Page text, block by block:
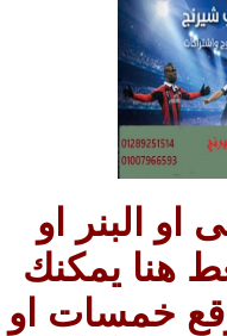
او البنر او
هنا يمكنك
خمسات او